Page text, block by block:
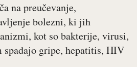
na preučevanje,
bolezni, ki jih
kot so bakterije, virusi,
spadajo gripe, hepatitis, HIV